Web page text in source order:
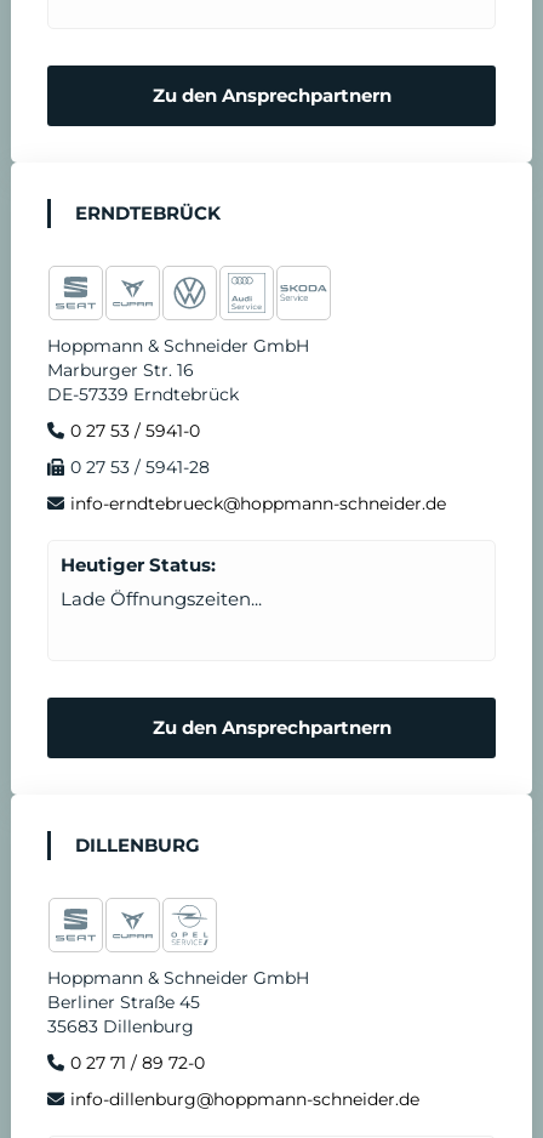
Zu den Ansprechpartnern
ERNDTEBRÜCK
Hoppmann & Schneider GmbH
Marburger Str. 16
DE-57339 Erndtebrück
0 27 53 / 5941-0
0 27 53 / 5941-28
info-erndtebrueck@hoppmann-schneider.de
Heutiger Status:
Lade Öffnungszeiten...
Zu den Ansprechpartnern
DILLENBURG
Hoppmann & Schneider GmbH
Berliner Straße 45
35683 Dillenburg
0 27 71 / 89 72-0
info-dillenburg@hoppmann-schneider.de